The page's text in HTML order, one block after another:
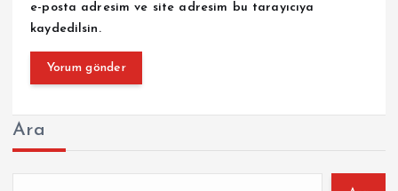
e-posta adresim ve site adresim bu tarayıcıya
kaydedilsin.
Ara